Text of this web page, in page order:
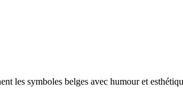
les symboles belges avec humour et